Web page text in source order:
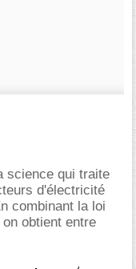
science qui traite
d'électricité
combinant la loi
obtient entre